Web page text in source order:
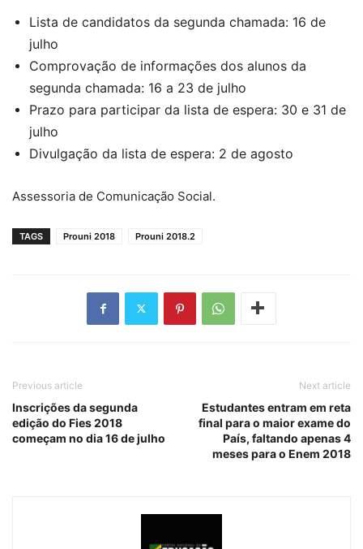
Lista de candidatos da segunda chamada: 16 de
julho
Comprovação de informações dos alunos da
segunda chamada: 16 a 23 de julho
Prazo para participar da lista de espera: 30 e 31 de
julho
Divulgação da lista de espera: 2 de agosto
Assessoria de Comunicação Social.
TAGS Prouni 2018 Prouni 2018.2
Previous article
Inscrições da segunda
edição do Fies 2018
começam no dia 16 de julho
Next article
Estudantes entram em reta
final para o maior exame do
País, faltando apenas 4
meses para o Enem 2018